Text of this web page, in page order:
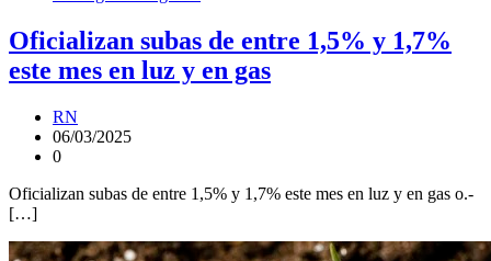
Oficializan subas de entre 1,5% y 1,7%
este mes en luz y en gas
RN
06/03/2025
0
Oficializan subas de entre 1,5% y 1,7% este mes en luz y en gas o.-
[…]